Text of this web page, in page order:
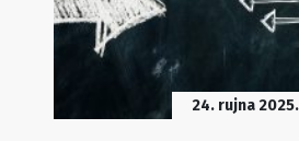
24. rujna 2025.